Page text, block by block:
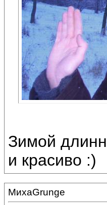
Зимой
и красиво :)
МихаGrunge